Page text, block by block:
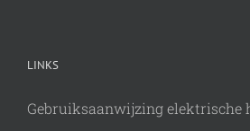
LINKS
Gebruiksaanwijzing elektrische